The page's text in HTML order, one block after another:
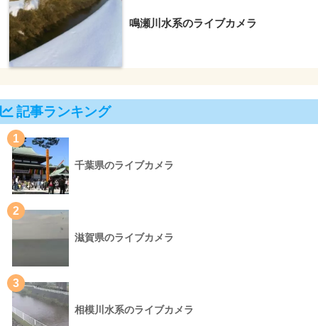
鳴瀬川水系のライブカメラ
記事ランキング
1
千葉県のライブカメラ
2
滋賀県のライブカメラ
3
相模川水系のライブカメラ